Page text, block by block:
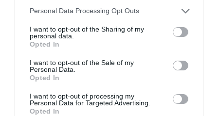
Personal Data Processing Opt Outs
I want to opt-out of the Sharing of my
personal data.
Opted In
I want to opt-out of the Sale of my
Personal Data.
Opted In
I want to opt-out of processing my
Personal Data for Targeted Advertising.
Opted In